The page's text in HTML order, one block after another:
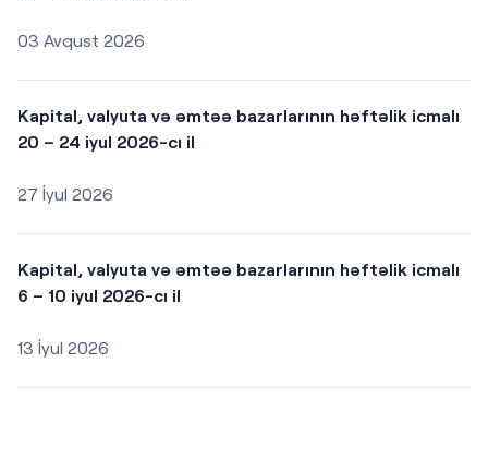
03 Avqust 2026
Kapital, valyuta və əmtəə bazarlarının həftəlik icmalı
20 – 24 iyul 2026-cı il
27 İyul 2026
Kapital, valyuta və əmtəə bazarlarının həftəlik icmalı
6 – 10 iyul 2026-cı il
13 İyul 2026